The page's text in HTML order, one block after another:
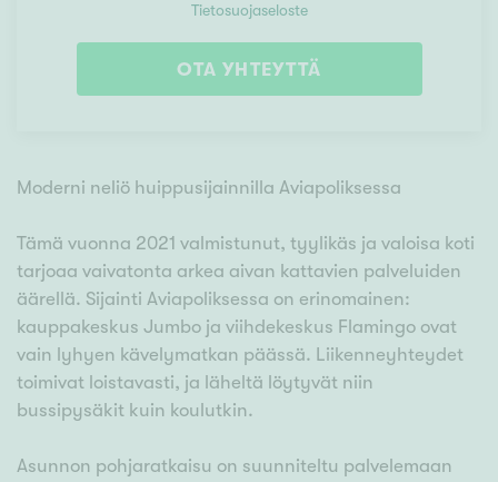
Tietosuojaseloste
OTA YHTEYTTÄ
Moderni neliö huippusijainnilla Aviapoliksessa
Tämä vuonna 2021 valmistunut, tyylikäs ja valoisa koti
tarjoaa vaivatonta arkea aivan kattavien palveluiden
äärellä. Sijainti Aviapoliksessa on erinomainen:
kauppakeskus Jumbo ja viihdekeskus Flamingo ovat
vain lyhyen kävelymatkan päässä. Liikenneyhteydet
toimivat loistavasti, ja läheltä löytyvät niin
bussipysäkit kuin koulutkin.
Asunnon pohjaratkaisu on suunniteltu palvelemaan